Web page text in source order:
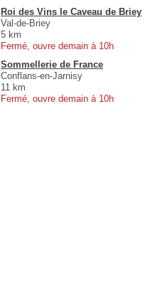
Roi des Vins le Caveau de Briey
Val-de-Briey
5 km
Fermé, ouvre demain à 10h
Sommellerie de France
Conflans-en-Jarnisy
11 km
Fermé, ouvre demain à 10h